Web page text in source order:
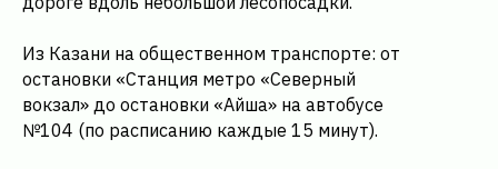
Из Казани на общественном транспорте: от
остановки «Станция метро «Северный
вокзал» до остановки «Айша» на автобусе
№104 (по расписанию каждые 15 минут).